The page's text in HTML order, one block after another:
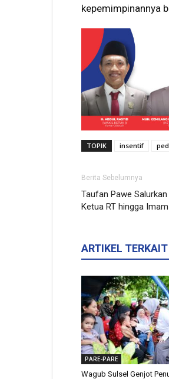
kepemimpinannya
TOPIK insentif
Berita Sebelumnya
Taufan Pawe
Ketua RT hingga
ARTIKEL TERKAIT
PARE-PARE
Wagub Sulsel Genjot